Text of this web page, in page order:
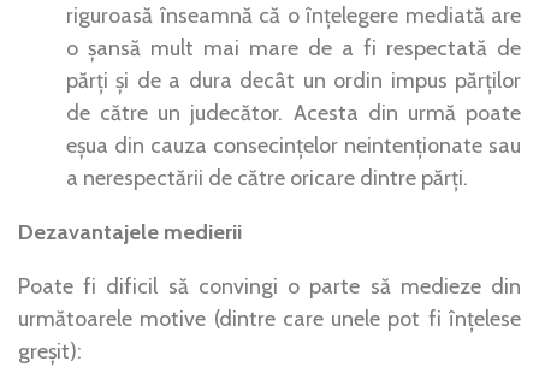
riguroasă înseamnă că o înțelegere mediată are
o șansă mult mai mare de a fi respectată de
părți și de a dura decât un ordin impus părților
de către un judecător. Acesta din urmă poate
eșua din cauza consecințelor neintenționate sau
a nerespectării de către oricare dintre părți.
Dezavantajele medierii
Poate fi dificil să convingi o parte să medieze din
următoarele motive (dintre care unele pot fi înțelese
greșit):